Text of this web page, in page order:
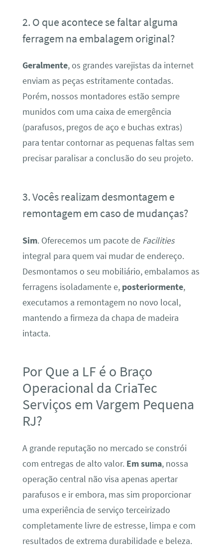
2. O que acontece se faltar alguma
ferragem na embalagem original?
Geralmente, os grandes varejistas da internet
enviam as peças estritamente contadas.
Porém, nossos montadores estão sempre
munidos com uma caixa de emergência
(parafusos, pregos de aço e buchas extras)
para tentar contornar as pequenas faltas sem
precisar paralisar a conclusão do seu projeto.
3. Vocês realizam desmontagem e
remontagem em caso de mudanças?
Sim. Oferecemos um pacote de Facilities
integral para quem vai mudar de endereço.
Desmontamos o seu mobiliário, embalamos as
ferragens isoladamente e, posteriormente,
executamos a remontagem no novo local,
mantendo a firmeza da chapa de madeira
intacta.
Por Que a LF é o Braço
Operacional da CriaTec
Serviços em Vargem Pequena
RJ?
A grande reputação no mercado se constrói
com entregas de alto valor. Em suma, nossa
operação central não visa apenas apertar
parafusos e ir embora, mas sim proporcionar
uma experiência de serviço terceirizado
completamente livre de estresse, limpa e com
resultados de extrema durabilidade e beleza.